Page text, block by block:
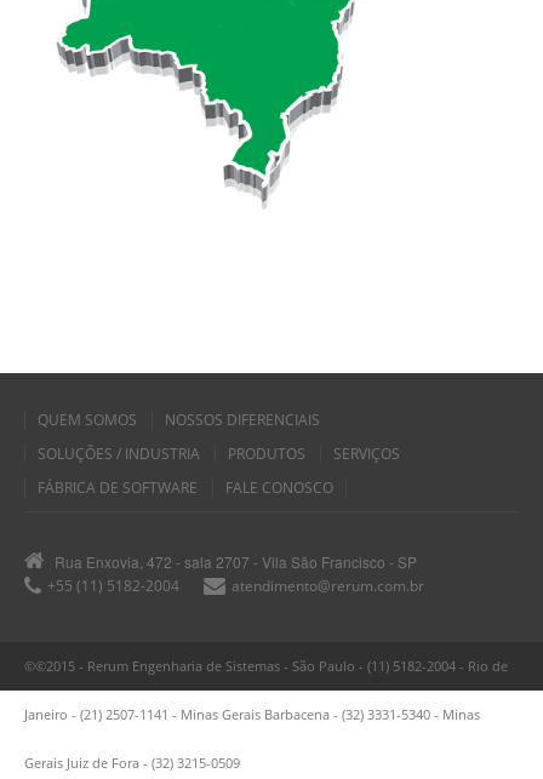
QUEM SOMOS
NOSSOS DIFERENCIAIS
SOLUÇÕES / INDUSTRIA
PRODUTOS
SERVIÇOS
FÁBRICA DE SOFTWARE
FALE CONOSCO
Rua Enxovia, 472 - sala 2707 - Vila São Francisco - SP
+55 (11) 5182-2004
atendimento@rerum.com.br
©©2015 - Rerum Engenharia de Sistemas - São Paulo - (11) 5182-2004 - Rio de
Janeiro - (21) 2507-1141 - Minas Gerais Barbacena - (32) 3331-5340 - Minas
Gerais Juiz de Fora - (32) 3215-0509